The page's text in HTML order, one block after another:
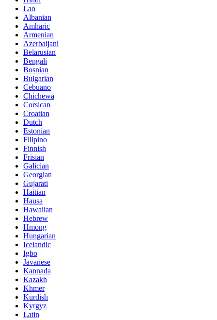
Lao
Albanian
Amharic
Armenian
Azerbaijani
Belarusian
Bengali
Bosnian
Bulgarian
Cebuano
Chichewa
Corsican
Croatian
Dutch
Estonian
Filipino
Finnish
Frisian
Galician
Georgian
Gujarati
Haitian
Hausa
Hawaiian
Hebrew
Hmong
Hungarian
Icelandic
Igbo
Javanese
Kannada
Kazakh
Khmer
Kurdish
Kyrgyz
Latin